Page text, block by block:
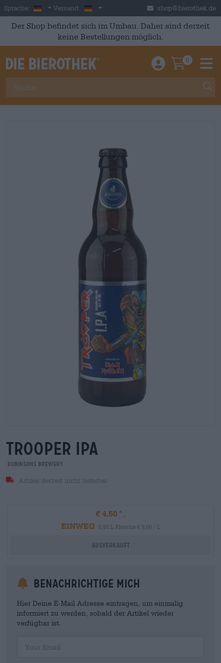
Skip to main content
Sprache: German
Versand: Deutschland shop@bierothek.de
Der Shop befindet sich im Umbau. Daher sind derzeit
keine Bestellungen möglich.
Einloggen /
0
trooper ipa
Robinsons Brewery
Artikel derzeit nicht lieferbar
€ 4,50
EINWEG
0,50 L Flasche € 9,00 / L
Ausverkauft
Benachrichtige mich
Hier Deine E-Mail Adresse eintragen, um einmalig
informiert zu werden, sobald der Artikel wieder
verfügbar ist.